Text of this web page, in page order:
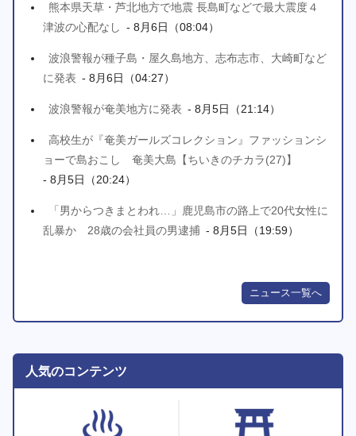
熊本県天草・芦北地方で地震 長島町などで最大震度４
津波の心配なし - 8月6日（08:04）
波浪警報が種子島・屋久島地方、志布志市、大崎町など
に発表 - 8月6日（04:27）
波浪警報が奄美地方に発表 - 8月5日（21:14）
高校生が『奄美ガールズコレクション』ファッションシ
ョーで島おこし 奄美大島【ちいきのチカラ(27)】
- 8月5日（20:24）
「男からつきまとわれ…」鹿児島市の路上で20代女性に
乱暴か 28歳の会社員の男逮捕 - 8月5日（19:59）
ニュース一覧へ
人気のコンテンツ